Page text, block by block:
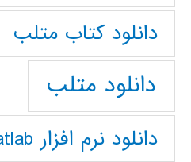
دانلود كتاب متلب
دانلود متلب
دانلود نرم افزار Matlab